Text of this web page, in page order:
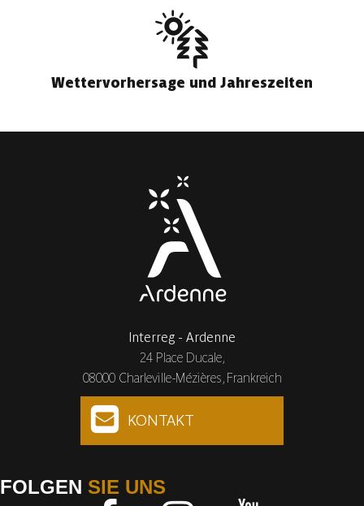
Wettervorhersage und Jahreszeiten
Interreg - Ardenne
24 Place Ducale,
08000 Charleville-Mézières, Frankreich
KONTAKT
FOLGEN SIE UNS